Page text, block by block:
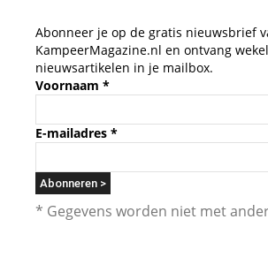
Abonneer je op de gratis nieuwsbrief
KampeerMagazine.nl en ontvang
nieuwsartikelen in je mailbox.
Voornaam *
E-mailadres *
* Gegevens worden niet met